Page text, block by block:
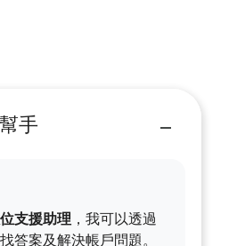
手
支援助理，我可以透過
答案及解決帳戶問題。